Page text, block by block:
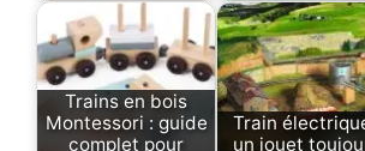
Trains en bois
Montessori : guide
complet pour
Train
un jouet